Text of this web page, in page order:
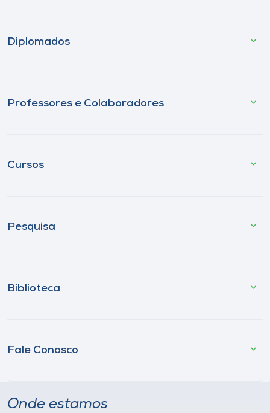
Diplomados
Professores e Colaboradores
Cursos
Pesquisa
Biblioteca
Fale Conosco
Onde estamos